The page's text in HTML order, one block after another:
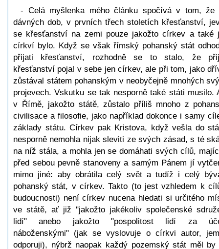
- Celá myšlenka mého článku spočívá v tom, že
dávných dob, v prvních třech stoletích křesťanství,
se křesťanství na zemi pouze jakožto církev a také
církví bylo. Když se však římský pohanský stát
přijati křesťanství, rozhodně se to stalo, že
křesťanství pojal v sebe jen církev, ale při tom, jako
zůstával státem pohanským v neobyčejně mnohých
projevech. Vskutku se tak nesporně také státi musilo.
v Římě, jakožto státě, zůstalo příliš mnoho z
civilisace a filosofie, jako například dokonce i samy
základy státu. Církev pak Kristova, když vešla do
nesporně nemohla nijak sleviti ze svých zásad, s té
na níž stála, a mohla jen se domáhati svých cílů,
před sebou pevně stanoveny a samým Pánem jí
mimo jiné: aby obrátila celý svět a tudíž i celý
pohanský stát, v církev. Takto (to jest vzhledem k
budoucnosti) není církev nucena hledati si určitého
ve státě, ať již "jakožto jakékoliv společenské
lidí" anebo jakožto "pospolitost lidí za
náboženskými" (jak se vyslovuje o církvi autor,
odporuji), nýbrž naopak každý pozemský stát měl by